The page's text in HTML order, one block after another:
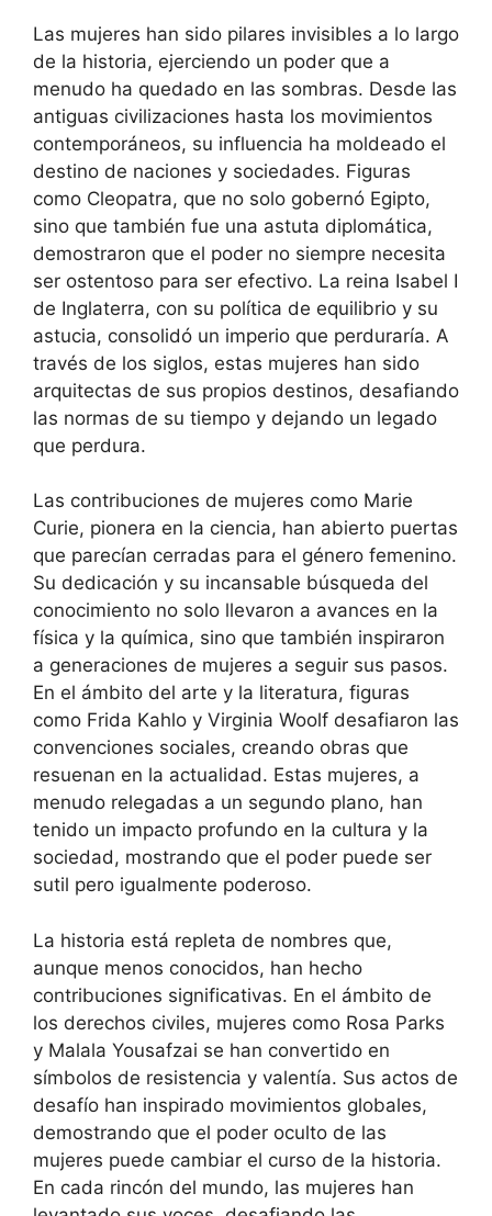
Las mujeres han sido pilares invisibles a lo largo
de la historia, ejerciendo un poder que a
menudo ha quedado en las sombras. Desde las
antiguas civilizaciones hasta los movimientos
contemporáneos, su influencia ha moldeado el
destino de naciones y sociedades. Figuras
como Cleopatra, que no solo gobernó Egipto,
sino que también fue una astuta diplomática,
demostraron que el poder no siempre necesita
ser ostentoso para ser efectivo. La reina Isabel I
de Inglaterra, con su política de equilibrio y su
astucia, consolidó un imperio que perduraría. A
través de los siglos, estas mujeres han sido
arquitectas de sus propios destinos, desafiando
las normas de su tiempo y dejando un legado
que perdura.
Las contribuciones de mujeres como Marie
Curie, pionera en la ciencia, han abierto puertas
que parecían cerradas para el género femenino.
Su dedicación y su incansable búsqueda del
conocimiento no solo llevaron a avances en la
física y la química, sino que también inspiraron
a generaciones de mujeres a seguir sus pasos.
En el ámbito del arte y la literatura, figuras
como Frida Kahlo y Virginia Woolf desafiaron las
convenciones sociales, creando obras que
resuenan en la actualidad. Estas mujeres, a
menudo relegadas a un segundo plano, han
tenido un impacto profundo en la cultura y la
sociedad, mostrando que el poder puede ser
sutil pero igualmente poderoso.
La historia está repleta de nombres que,
aunque menos conocidos, han hecho
contribuciones significativas. En el ámbito de
los derechos civiles, mujeres como Rosa Parks
y Malala Yousafzai se han convertido en
símbolos de resistencia y valentía. Sus actos de
desafío han inspirado movimientos globales,
demostrando que el poder oculto de las
mujeres puede cambiar el curso de la historia.
En cada rincón del mundo, las mujeres han